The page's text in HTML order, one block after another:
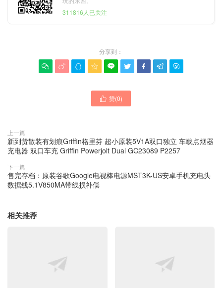
311816人已关注
分享到：
        
 赞(0)
上一篇
新到货散装有划痕Griffin格里芬 超小原装5V1A双口独立 车载点烟器
充电器 双口车充 Griffin Powerjolt Dual GC23089 P2257
下一篇
售完存档：原装谷歌Google电视棒电源MST3K-US安卓手机充电头
数据线5.1V850MA带线损补偿
相关推荐